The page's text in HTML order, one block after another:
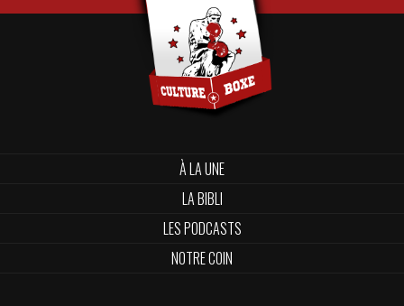
À LA UNE
LA BIBLI
LES PODCASTS
NOTRE COIN